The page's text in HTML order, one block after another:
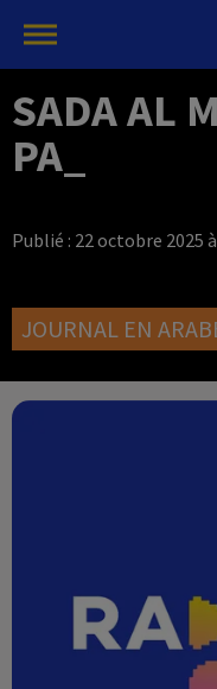
SADA AL
PA_
Publié : 22 octobre 2025
JOURNAL EN